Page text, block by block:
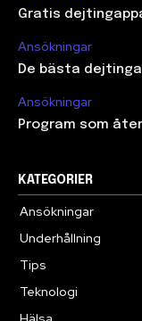
Gratis
Ansökningar
De bästa
Ansökningar
Program som
KATEGORIER
Ansökningar
Underhållning
Tips
Teknologi